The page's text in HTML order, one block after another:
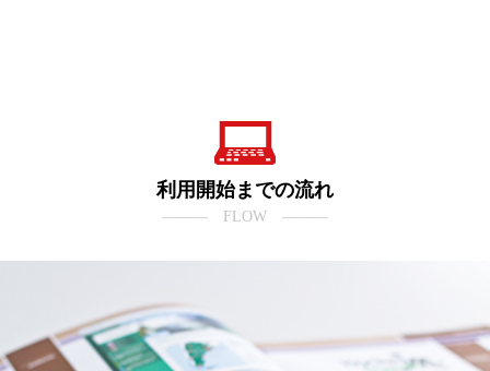
利用開始までの流れ
――― FLOW ―――